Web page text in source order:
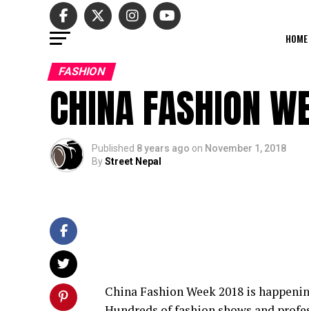
HOME
FASHION
CHINA FASHION
Published 8 years ago on November 1, 2018
ByStreet Nepal
China Fashion Week 2018 is